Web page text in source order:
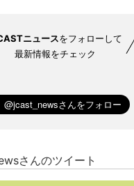
ニュースをフォローして
最新情報をチェック
さんのツイート